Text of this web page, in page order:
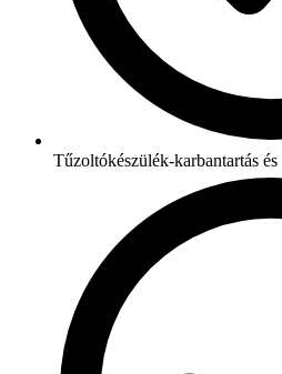
Tűzoltókészülék-karbantartás